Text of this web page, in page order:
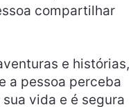
compartilhar
e histórias,
a pessoa perceba
vida e é segura